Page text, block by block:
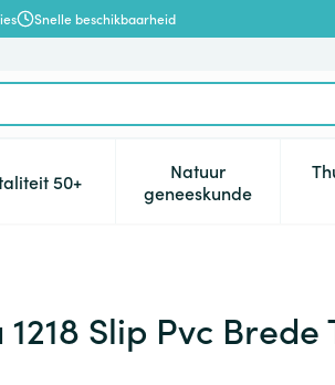
Snelle beschikbaarheid
vitamines categorie
Zwangerschap en kinderen categorie
50+
Toon submenu voor Vitaliteit 50+
Natuur
geneeskundeToon submenu
T54Slip Pvc